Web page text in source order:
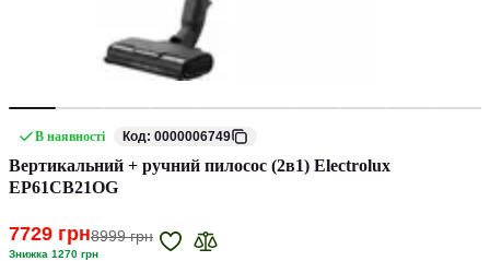
В наявності Код: 0000006749
Вертикальний + ручний пилосос (2в1) Electrolux
EP61CB21OG
7729 грн8999 грн
Знижка 1270 грн